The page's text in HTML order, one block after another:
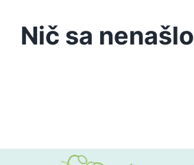
Podporte nás
Vyšetrenia sluchu
Nič sa nenašlo